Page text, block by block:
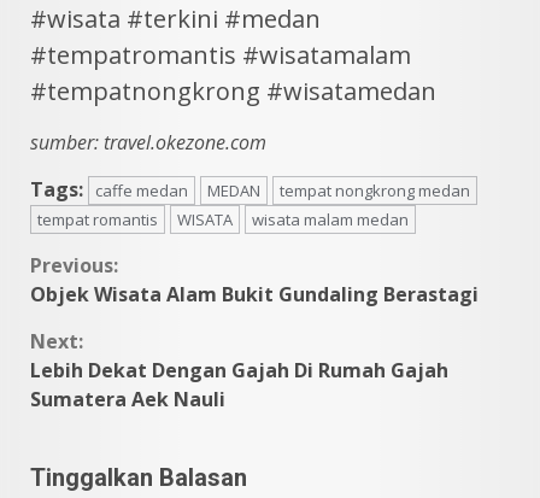
#wisata #terkini #medan
#tempatromantis #wisatamalam
#tempatnongkrong #wisatamedan
sumber: travel.okezone.com
Tags:
caffe medan MEDAN
tempat nongkrong medan
tempat romantis
WISATA wisata malam medan
Continue
Reading
Previous:
Objek Wisata Alam Bukit Gundaling Berastagi
Next:
Lebih Dekat Dengan Gajah Di Rumah Gajah
Sumatera Aek Nauli
Tinggalkan Balasan